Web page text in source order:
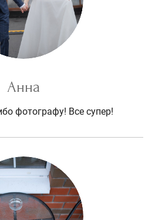
Анна
фотографу! Все супер!